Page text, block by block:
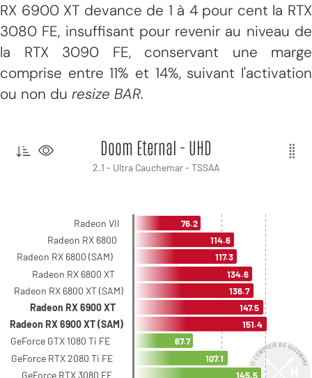
RX 6900 XT devance de 1 à 4 pour cent la RTX
3080 FE, insuffisant pour revenir au niveau de
la RTX 3090 FE, conservant une marge
comprise entre 11% et 14%, suivant l'activation
ou non du resize BAR.